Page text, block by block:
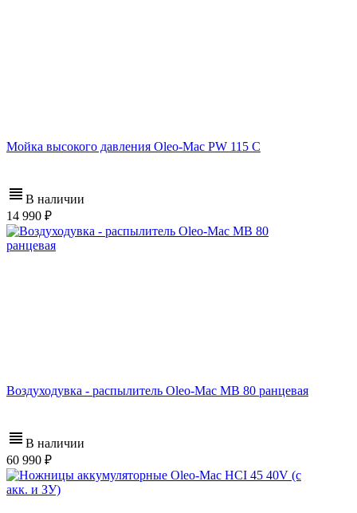
Мойка высокого давления Oleo-Mac PW 115 C
В наличии
14 990
Воздуходувка - распылитель Oleo-Mac MB 80 ранцевая
В наличии
60 990